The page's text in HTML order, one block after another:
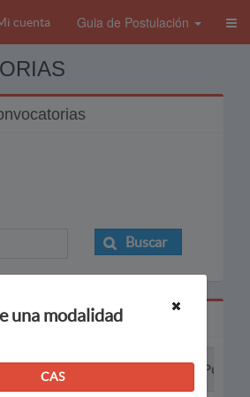
cuenta Guia de Postulación
Buscar
Puesto
una modalidad
CAS